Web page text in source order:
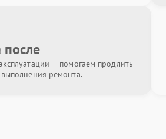
— помогаем продлить
ремонта.